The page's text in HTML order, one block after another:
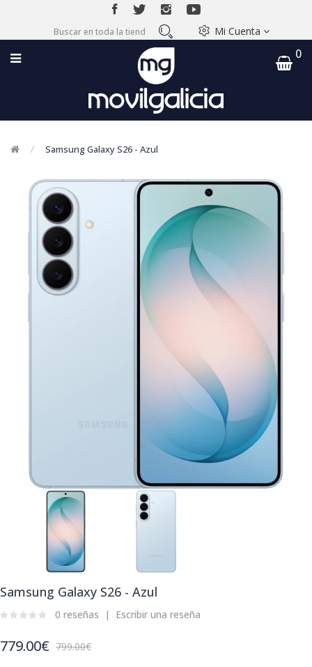
Mi Cuenta
0
Samsung Galaxy S26 - Azul
Samsung Galaxy S26 - Azul
0 reseñas Escribir una reseña
779.00€ 799.00€